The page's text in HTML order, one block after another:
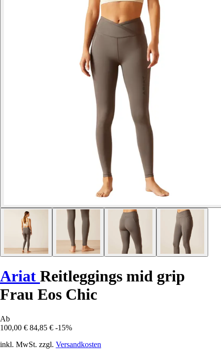
Ariat Reitleggings mid grip
Frau Eos Chic
Ab
100,00 € 84,85 € -15%
inkl. MwSt. zzgl. Versandkosten